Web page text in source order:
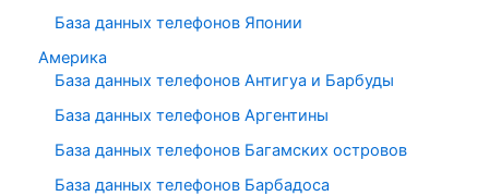
База данных телефонов Японии
Америка
База данных телефонов Антигуа и Барбуды
База данных телефонов Аргентины
База данных телефонов Багамских островов
База данных телефонов Барбадоса